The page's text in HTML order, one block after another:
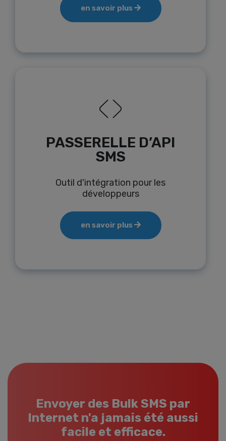
en savoir plus
PASSERELLE D’API
SMS
Outil d'intégration pour les
développeurs
en savoir plus
Envoyer des Bulk SMS par
Internet n'a jamais été aussi
facile et efficace.